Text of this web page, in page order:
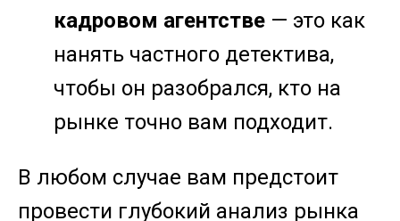
кадровом агентстве — это как
нанять частного детектива,
чтобы он разобрался, кто на
рынке точно вам подходит.
В любом случае вам предстоит
провести глубокий анализ рынка